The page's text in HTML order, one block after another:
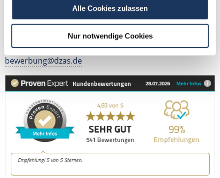
Alle Cookies zulassen
Nur notwendige Cookies
Tel.: +49 (0) 521 / 911 730 42
Fax: +49 (0) 521 / 911 730 41
bewerbung@dzas.de